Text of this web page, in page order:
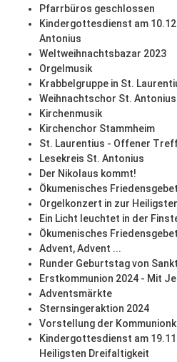
Pfarrbüros geschlossen
Kindergottesdienst am
Antonius
Weltweihnachtsbazar 2023
Orgelmusik
Krabbelgruppe in St.
Weihnachtschor St. Antonius
Kirchenmusik
Kirchenchor Stammheim
St. Laurentius - Offener
Lesekreis St. Antonius
Der Nikolaus kommt!
Ökumenisches Friedensgebet
Orgelkonzert in zur
Ein Licht leuchtet in der
Ökumenisches Friedensgebet
Advent, Advent ...
Runder Geburtstag von
Erstkommunion 2024 - Mit
Adventsmärkte
Sternsingeraktion 2024
Vorstellung der
Kindergottesdienst am
Heiligsten Dreifaltigkeit